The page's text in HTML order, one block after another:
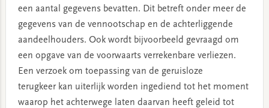
een aantal gegevens bevatten. Dit betreft onder meer de
gegevens van de vennootschap en de achterliggende
aandeelhouders. Ook wordt bijvoorbeeld gevraagd om
een opgave van de voorwaarts verrekenbare verliezen.
Een verzoek om toepassing van de geruisloze
terugkeer kan uiterlijk worden ingediend tot het moment
waarop het achterwege laten daarvan heeft geleid tot